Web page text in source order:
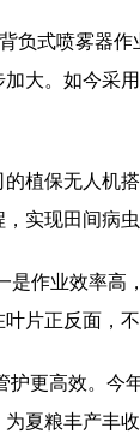
负式喷雾器
大。如今采
植保无人机
实现田间病
是作业效率
片正反面，
护更高效。
夏粮丰产丰收